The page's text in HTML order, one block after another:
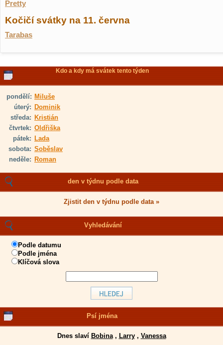
Pretty
Kočičí svátky na 11. června
Tarabas
Kdo a kdy má svátek tento týden
pondělí: Miluše
úterý: Dominik
středa: Kristián
čtvrtek: Oldřiška
pátek: Lada
sobota: Soběslav
neděle: Roman
den v týdnu podle data
Zjistit den v týdnu podle data »
Vyhledávání
Podle datumu
Podle jména
Klíčová slova
Psí jména
Dnes slaví Bobina, Larry, Vanessa